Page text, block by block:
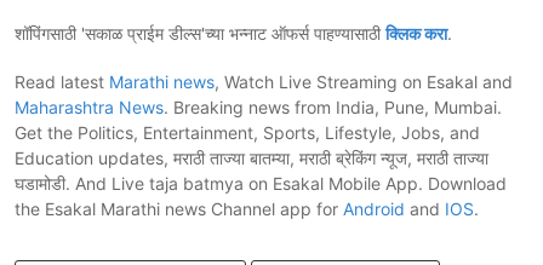
शॉपिंगसाठी 'सकाळ प्राईम डील्स'च्या भन्नाट ऑफर्स पाहण्यासाठीक्लिक करा.
Read latest Marathi news, Watch Live Streaming on Esakal and
Maharashtra News. Breaking news from India, Pune, Mumbai.
Get the Politics, Entertainment, Sports, Lifestyle, Jobs, and
Education updates, मराठी ताज्या बातम्या, मराठी ब्रेकिंग न्यूज, मराठी ताज्या
घडामोडी. And Live taja batmya on Esakal Mobile App. Download
the Esakal Marathi news Channel app for Android and IOS.